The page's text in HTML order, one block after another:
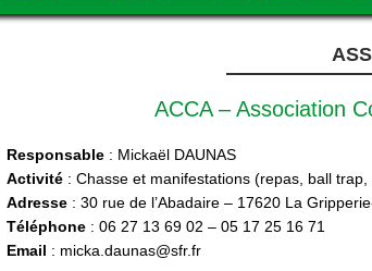
ACCA – Association
Responsable : Mickaël DAUNAS
Activité : Chasse et manifestations (repas, ball trap,
Adresse : 30 rue de l’Abadaire – 17620 La
Téléphone : 06 27 13 69 02 – 05 17 25 16 71
Email : micka.daunas@sfr.fr